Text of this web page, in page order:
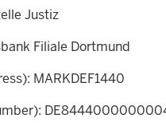
Justiz
Filiale Dortmund
MARKDEF1440